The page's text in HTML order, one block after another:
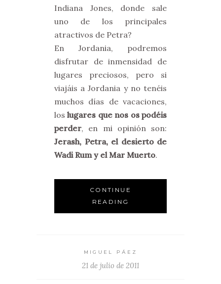
Indiana Jones, donde sale
uno de los principales
atractivos de Petra?
En Jordania, podremos
disfrutar de inmensidad de
lugares preciosos, pero si
viajáis a Jordania y no tenéis
muchos días de vacaciones,
loslugares que nos os podéis
perder, en mi opinión son:
Jerash, Petra, el desierto de
Wadi Rum y el Mar Muerto.
CONTINUE
READING
MIGUEL PÁEZ
21 de julio de 2011